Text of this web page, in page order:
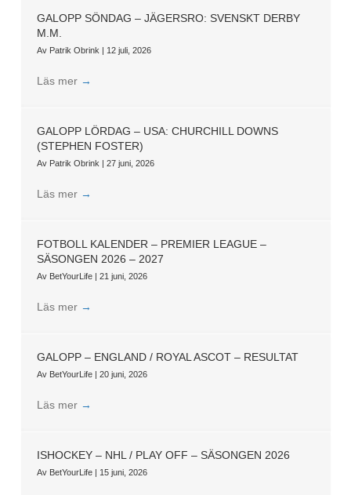
GALOPP SÖNDAG – JÄGERSRO: SVENSKT DERBY
M.M.
Av Patrik Obrink | 12 juli, 2026
Läs mer →
GALOPP LÖRDAG – USA: CHURCHILL DOWNS
(STEPHEN FOSTER)
Av Patrik Obrink | 27 juni, 2026
Läs mer →
FOTBOLL KALENDER – PREMIER LEAGUE –
SÄSONGEN 2026 – 2027
Av BetYourLife | 21 juni, 2026
Läs mer →
GALOPP – ENGLAND / ROYAL ASCOT – RESULTAT
Av BetYourLife | 20 juni, 2026
Läs mer →
ISHOCKEY – NHL / PLAY OFF – SÄSONGEN 2026
Av BetYourLife | 15 juni, 2026